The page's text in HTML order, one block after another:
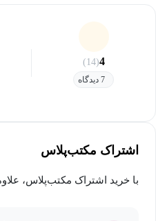
4
(14)
7 دیدگاه
اشتراک مکتب‌پلاس
با خرید اشتراک مکتب‌پلاس، علاوه بر این دوره، به بیش